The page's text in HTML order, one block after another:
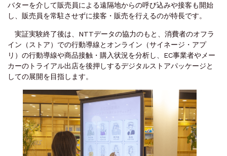
バターを介して販売員による遠隔地からの呼び込みや接客も開始
し、販売員を常駐させずに接客・販売を行えるのが特長です。
実証実験終了後は、NTTデータの協力のもと、消費者のオフラ
イン（ストア）での行動導線とオンライン（サイネージ・アプ
リ）の行動導線や商品接触・購入状況を分析し、EC事業者やメー
カーのトライアル出店を後押しするデジタルストアパッケージと
しての展開を目指します。